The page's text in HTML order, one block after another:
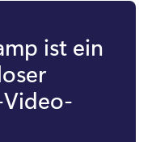
ist ein